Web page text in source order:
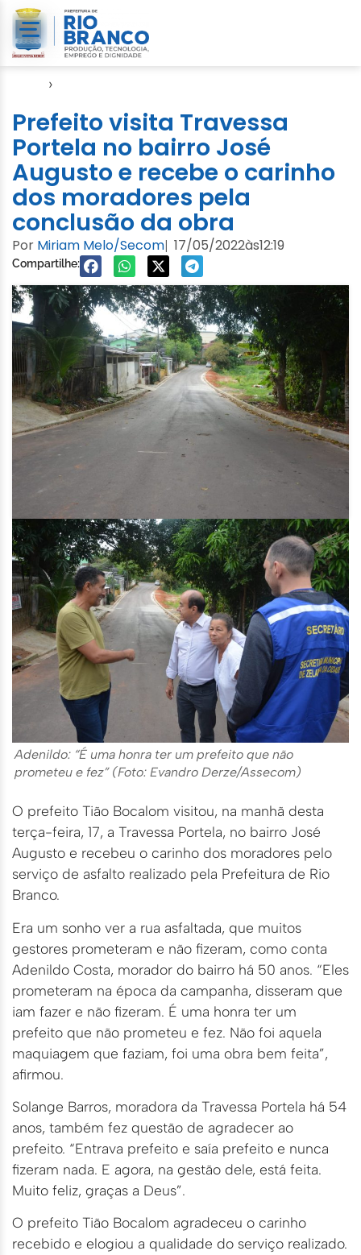
›
Prefeito visita Travessa
Portela no bairro José
Augusto e recebe o carinho
dos moradores pela
conclusão da obra
Por Miriam Melo/Secom| 17/05/2022às12:19
Compartilhe:
Adenildo: “É uma honra ter um prefeito que não
prometeu e fez” (Foto: Evandro Derze/Assecom)
O prefeito Tião Bocalom visitou, na manhã desta
terça-feira, 17, a Travessa Portela, no bairro José
Augusto e recebeu o carinho dos moradores pelo
serviço de asfalto realizado pela Prefeitura de Rio
Branco.
Era um sonho ver a rua asfaltada, que muitos
gestores prometeram e não fizeram, como conta
Adenildo Costa, morador do bairro há 50 anos. “Eles
prometeram na época da campanha, disseram que
iam fazer e não fizeram. É uma honra ter um
prefeito que não prometeu e fez. Não foi aquela
maquiagem que faziam, foi uma obra bem feita”,
afirmou.
Solange Barros, moradora da Travessa Portela há 54
anos, também fez questão de agradecer ao
prefeito. “Entrava prefeito e saía prefeito e nunca
fizeram nada. E agora, na gestão dele, está feita.
Muito feliz, graças a Deus”.
O prefeito Tião Bocalom agradeceu o carinho
recebido e elogiou a qualidade do serviço realizado.